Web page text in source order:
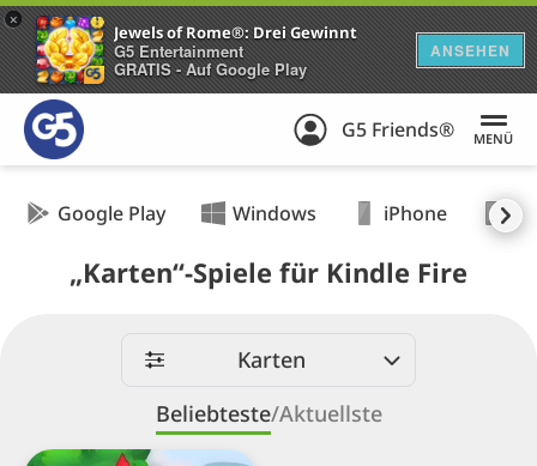
Jewels of Rome®: Drei Gewinnt
G5 Entertainment
GRATIS - Auf Google Play
ANSEHEN
+
G5 Friends® MENÜ
Google Play Windows iPhone
„Karten“-Spiele für Kindle Fire
Karten
Beliebteste/Aktuellste